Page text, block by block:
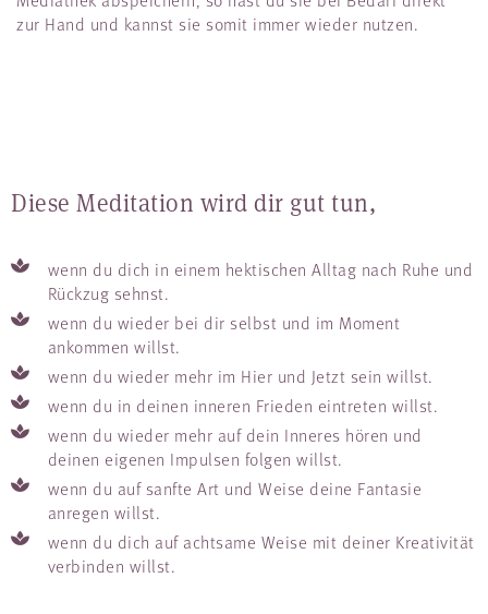
zur Hand und kannst sie somit immer wieder nutzen.
Diese Meditation wird dir gut tun,
wenn du dich in einem hektischen Alltag nach Ruhe und
Rückzug sehnst.
wenn du wieder bei dir selbst und im Moment
ankommen willst.
wenn du wieder mehr im Hier und Jetzt sein willst.
wenn du in deinen inneren Frieden eintreten willst.
wenn du wieder mehr auf dein Inneres hören und
deinen eigenen Impulsen folgen willst.
wenn du auf sanfte Art und Weise deine Fantasie
anregen willst.
wenn du dich auf achtsame Weise mit deiner Kreativität
verbinden willst.